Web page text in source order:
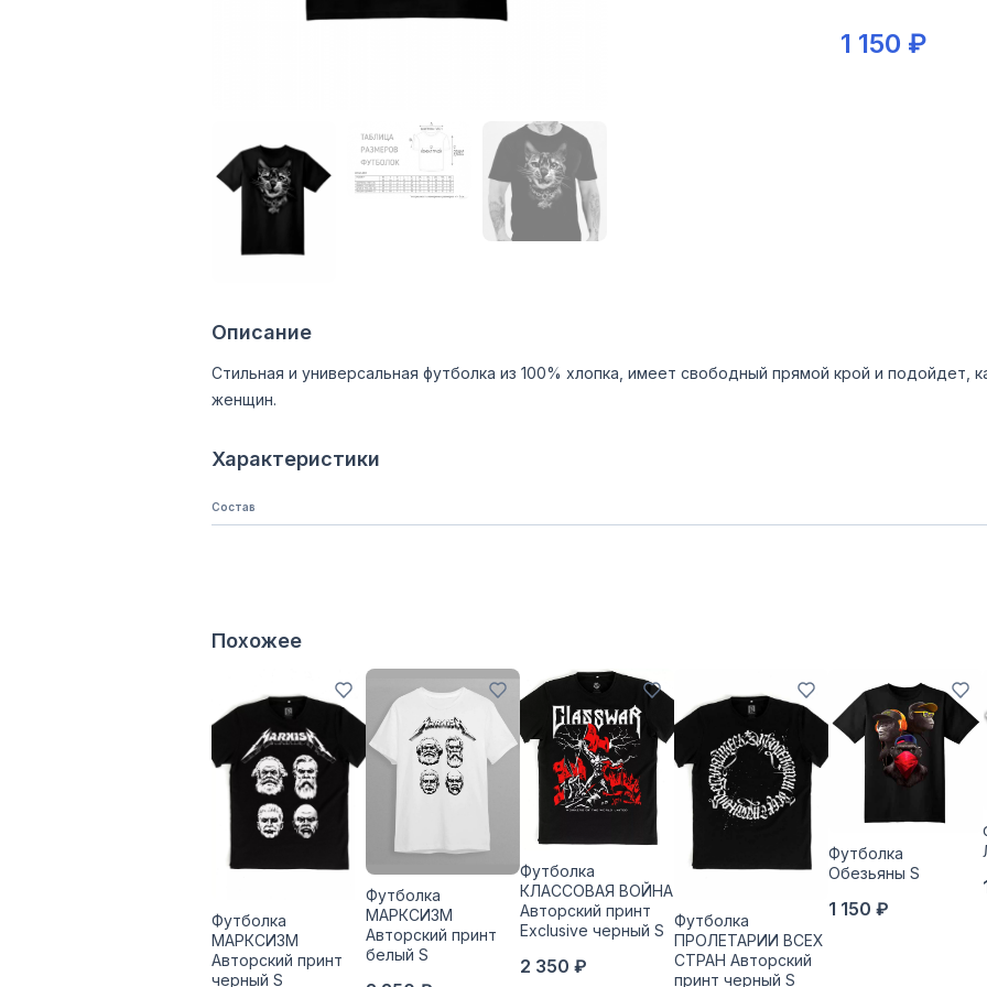
1 150 ₽
Описание
Стильная и универсальная футболка из 100% хлопка, имеет свободный прямой крой и подойдет,
женщин.
Характеристики
Состав
Похожее
Футболка
МАРКСИЗМ
Авторский принт
черный S
Футболка
МАРКСИЗМ
Авторский принт
белый S
Футболка
КЛАССОВАЯ ВОЙНА
Авторский принт
Exclusive черный S
2 350 ₽
Футболка
ПРОЛЕТАРИИ ВСЕХ
СТРАН Авторский
принт черный S
Футболка
Обезьяны S
1 150 ₽